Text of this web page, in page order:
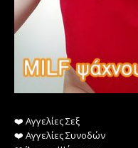
❤️️ Αγγελίες Σεξ
❤️️ Αγγελίες Συνοδών